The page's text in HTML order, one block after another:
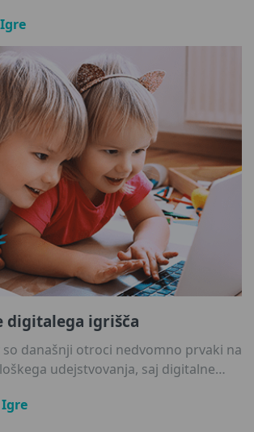
in uporabniško izkušnjo. Tudi odrasli
uprejo kupovanju funkcij za izboljšanje
kako zahtevno je to za otroka, ki
v virtualnem svetu iger. Vendar
s tveganji, vključno z morebitno
Tukaj je opisano, kaj morajo starši
podatke svojih otrok, ko se ti igrajo.
digitalega igrišča
današnji otroci nedvomno prvaki na
udejstvovanja, saj digitalne
začetek resnično digitalno